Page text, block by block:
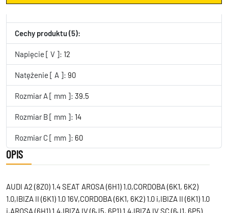
Cechy produktu (5):
Napięcie [ V ]: 12
Natężenie [ A ]: 90
Rozmiar A [ mm ]: 39.5
Rozmiar B [ mm ]: 14
Rozmiar C [ mm ]: 60
OPIS
AUDI A2 (8Z0) 1.4 SEAT AROSA (6H1) 1.0,CORDOBA (6K1, 6K2)
1.0,IBIZA II (6K1) 1.0 16V,CORDOBA (6K1, 6K2) 1.0 i,IBIZA II (6K1) 1.0
i,AROSA (6H1) 1.4,IBIZA IV (6J5, 6P1) 1.4,IBIZA IV SC (6J1, 6P5)